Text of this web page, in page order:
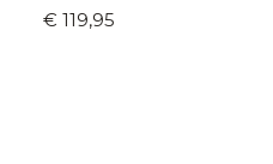
26-35)
€ 119,95